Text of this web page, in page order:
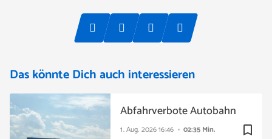
Das könnte Dich auch interessieren
bookmark_border
1. Aug. 202616:46 02:35 Min.
Abfahrverbote Autobahn